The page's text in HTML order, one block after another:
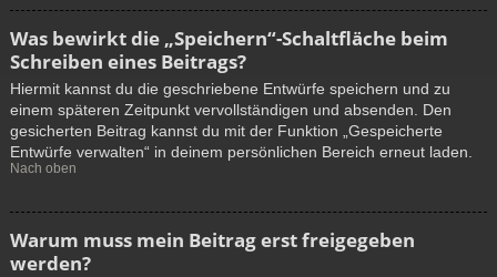
Was bewirkt die „Speichern“-Schaltfläche beim
Schreiben eines Beitrags?
Hiermit kannst du die geschriebene Entwürfe speichern und zu
einem späteren Zeitpunkt vervollständigen und absenden. Den
gesicherten Beitrag kannst du mit der Funktion „Gespeicherte
Entwürfe verwalten“ in deinem persönlichen Bereich erneut laden.
Nach oben
Warum muss mein Beitrag erst freigegeben
werden?